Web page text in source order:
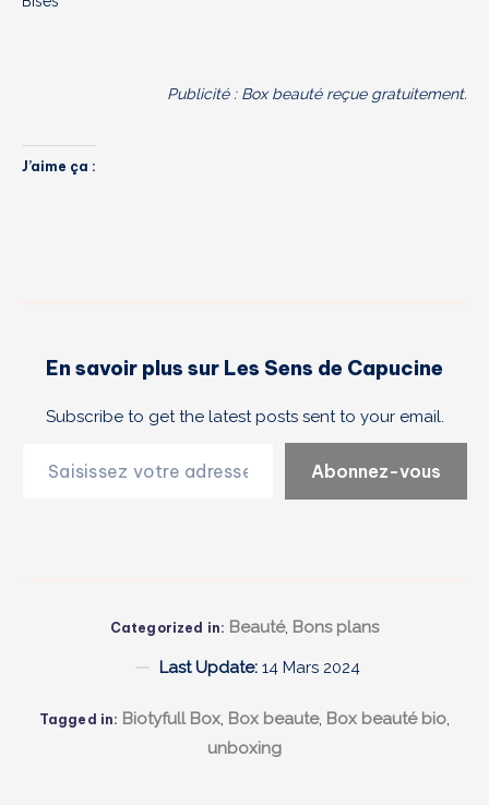
Publicité : Box beauté reçue gratuitement.
J’aime ça :
En savoir plus sur Les Sens de Capucine
Subscribe to get the latest posts sent to your email.
Abonnez-vous
Categorized in: Beauté, Bons plans
Last Update:14 Mars 2024
Tagged in: Biotyfull Box, Box beaute, Box beauté bio,
unboxing